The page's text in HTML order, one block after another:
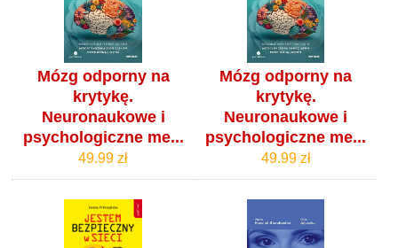
Mózg odporny na
krytykę.
Neuronaukowe i
psychologiczne me...
49.99 zł
Mózg odporny na
krytykę.
Neuronaukowe i
psychologiczne me...
49.99 zł